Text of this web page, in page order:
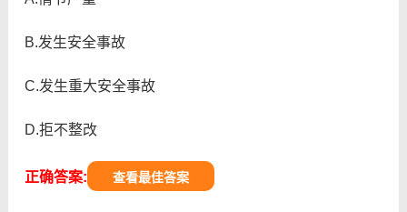
B.发生安全事故
C.发生重大安全事故
D.拒不整改
正确答案: 查看最佳答案